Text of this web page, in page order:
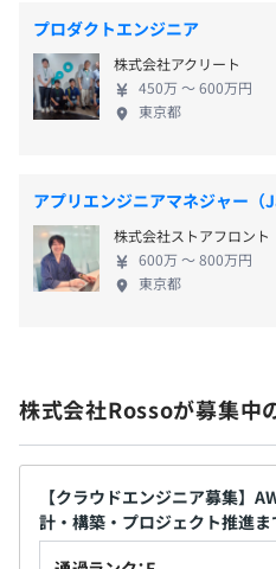
Slackを活用した日常的なコ
強会を通じた知識共有を積極
た、有志で社内システムを開
■GW
■夏季休暇（3日）
■年末年始休暇（5日）
■有給休暇
■子の看護休暇
■介護休暇
■結婚休暇
■生理休暇
■交通費全額支給
■住宅手当（月1万5000円：
■役職手当
■子供手当
■在宅勤務手当
の範囲の中でしか経験を積
りません。 一方で当社では、 ・設計に関わりたい
顧客折衝を経験したい ・技術領
た意思に対して、プロジェ
くことを前提としています。 これは、単なる文化で
ンジニア出身の経営による
全員エンジニア出身です。 そのため
定されることのリスク ・挑
・短期的な効率と長期的な成
判断されることが、他社との
心して挑戦できる理由 挑
います。 当社ではその前提に立ち、
11時間 ・スキルアップ支
証 など、 といった環境を整えています。 これは単
なる福利厚生ではなく、「
プロダクトエンジニア
株式会社アクリート
450万 〜 600万円
東京都
アプリエンジニアマネジャー（
株式会社ストアフロント
600万 〜 800万円
東京都
株式会社Rossoが募集中
【クラウドエンジニア募集】
計・構築・プロジェクト推進